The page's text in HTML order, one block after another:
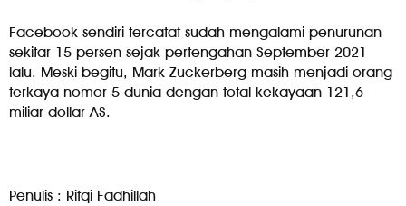
Facebook sendiri tercatat sudah mengalami penurunan
sekitar 15 persen sejak pertengahan September 2021
lalu. Meski begitu, Mark Zuckerberg masih menjadi orang
terkaya nomor 5 dunia dengan total kekayaan 121,6
miliar dollar AS.
Penulis : Rifqi Fadhillah